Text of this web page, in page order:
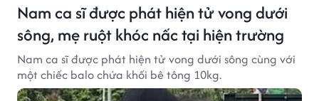
Nam ca sĩ được phát hiện tử vong dưới
sông, mẹ ruột khóc nấc tại hiện trường
Nam ca sĩ được phát hiện tử vong dưới sông cùng với
một chiếc balo chứa khối bê tông 10kg.